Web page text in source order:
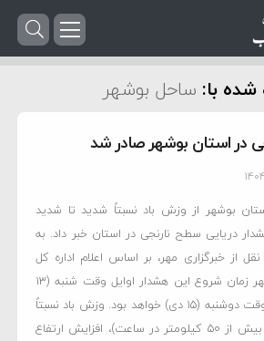
با: ساحل بوشهر
در استان بوشهر صادر شد
۱۱
بوشهر از وزش باد نسبتاً شدید تا شدید
دریایی سطح نارنجی در استان خبر داد. به
از خبرگزاری مهر، بر اساس اعلام اداره کل
هواشناسی استان بوشهر زمان شروع این هشدار اوایل وقت شنبه (۱۳
دی) و پایان آن اوایل وقت دوشنبه (۱۵ دی) خواهد بود. وزش باد نسبتاً
شدید تا شدید، (گاهی بیش از ۵۰ کیلومتر در ساعت)، افزایش ارتفاع